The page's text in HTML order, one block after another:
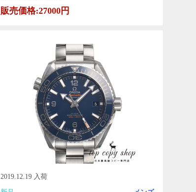
販売価格:27000円
2019.12.19 入荷